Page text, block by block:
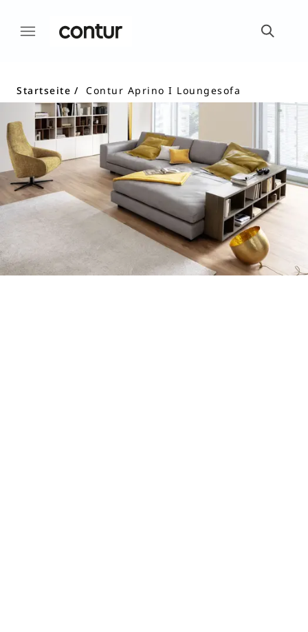
Startseite Contur Aprino I Loungesofa